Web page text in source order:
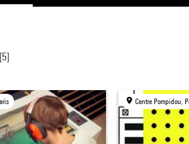
[5]
Centre Pompidou,